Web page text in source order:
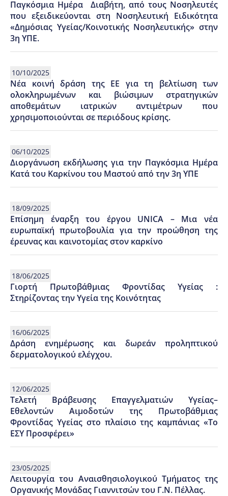
Παγκόσμια Ημέρα Διαβήτη, από τους Νοσηλευτές
που εξειδικεύονται στη Νοσηλευτική Ειδικότητα
«Δημόσιας Υγείας/Κοινοτικής Νοσηλευτικής» στην
3η ΥΠΕ.
10/10/2025
Νέα κοινή δράση της ΕΕ για τη βελτίωση των
ολοκληρωμένων και βιώσιμων στρατηγικών
αποθεμάτων ιατρικών αντιμέτρων που
χρησιμοποιούνται σε περιόδους κρίσης.
06/10/2025
Διοργάνωση εκδήλωσης για την Παγκόσμια Ημέρα
Κατά του Καρκίνου του Μαστού από την 3η ΥΠΕ
18/09/2025
Επίσημη έναρξη του έργου UNICA – Μια νέα
ευρωπαϊκή πρωτοβουλία για την προώθηση της
έρευνας και καινοτομίας στον καρκίνο
18/06/2025
Γιορτή Πρωτοβάθμιας Φροντίδας Υγείας :
Στηρίζοντας την Υγεία της Κοινότητας
16/06/2025
Δράση ενημέρωσης και δωρεάν προληπτικού
δερματολογικού ελέγχου.
12/06/2025
Τελετή Βράβευσης Επαγγελματιών Υγείας–
Εθελοντών Αιμοδοτών της Πρωτοβάθμιας
Φροντίδας Υγείας στο πλαίσιο της καμπάνιας «Το
ΕΣΥ Προσφέρει»
23/05/2025
Λειτουργία του Αναισθησιολογικού Τμήματος της
Οργανικής Μονάδας Γιαννιτσών του Γ.Ν. Πέλλας.